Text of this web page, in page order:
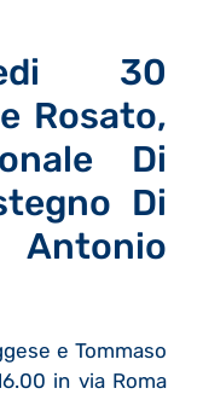
30
Rosato,
Di
Di
e Tommaso
in via Roma